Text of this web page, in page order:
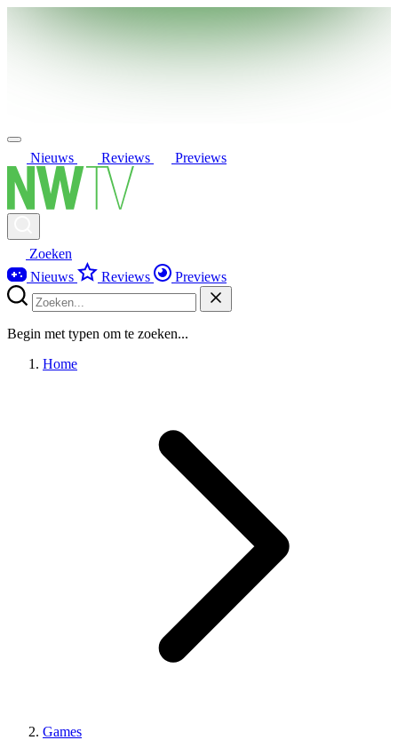
Nieuws Reviews Previews
Zoeken
Nieuws
Reviews Previews
Begin met typen om te zoeken...
Home
Games